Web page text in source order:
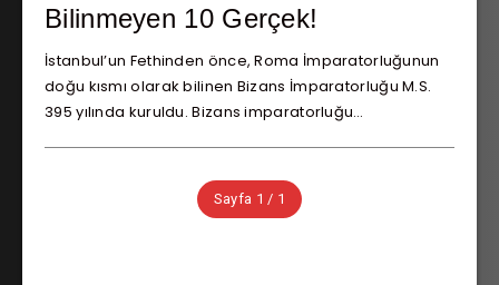
Bilinmeyen 10 Gerçek!
İstanbul’un Fethinden önce, Roma İmparatorluğunun
doğu kısmı olarak bilinen Bizans İmparatorluğu M.S.
395 yılında kuruldu. Bizans imparatorluğu…
Sayfa 1 / 1